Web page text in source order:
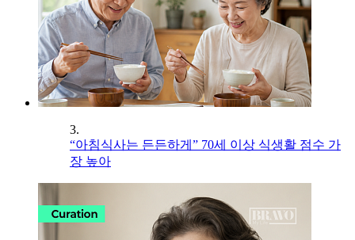
3.
“아침식사는 든든하게” 70세 이상 식생활 점수 가
장 높아